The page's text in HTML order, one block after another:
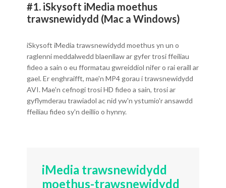
#1. iSkysoft iMedia moethus
trawsnewidydd (Mac a Windows)
iSkysoft iMedia trawsnewidydd moethus yn un o
raglenni meddalwedd blaenllaw ar gyfer trosi ffeiliau
fideo a sain o eu fformatau gwreiddiol nifer o rai eraill ar
gael. Er enghraifft, mae'n MP4 gorau i trawsnewidydd
AVI. Mae'n cefnogi trosi HD fideo a sain, trosi ar
gyflymderau trawiadol ac nid yw'n ystumio'r ansawdd
ffeiliau fideo sy'n deillio o hynny.
iMedia trawsnewidydd
moethus-trawsnewidydd